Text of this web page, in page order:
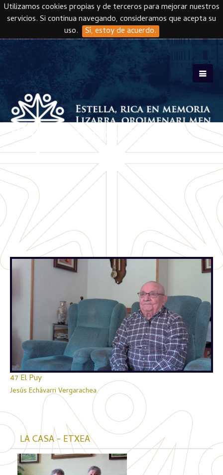
Utilizamos cookies propias y de terceros para mejorar nuestros
servicios. Si continua navegando, consideramos que acepta su
uso. Sí, estoy de acuerdo.
Skip to main content
47 El Puy
Jesús Echávarri Vergarachea
LA CASA - ETXEA